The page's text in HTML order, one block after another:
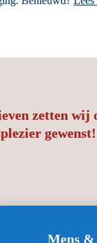
zetten wij
gewenst!
Mens &